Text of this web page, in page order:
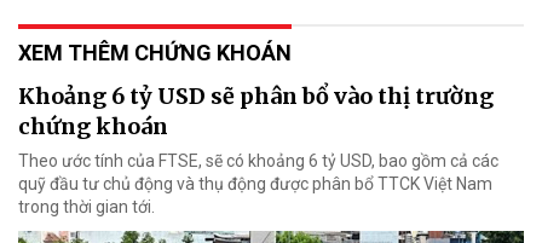
XEM THÊM CHỨNG KHOÁN
Khoảng 6 tỷ USD sẽ phân bổ vào thị trường
chứng khoán
Theo ước tính của FTSE, sẽ có khoảng 6 tỷ USD, bao gồm cả các
quỹ đầu tư chủ động và thụ động được phân bổ TTCK Việt Nam
trong thời gian tới.